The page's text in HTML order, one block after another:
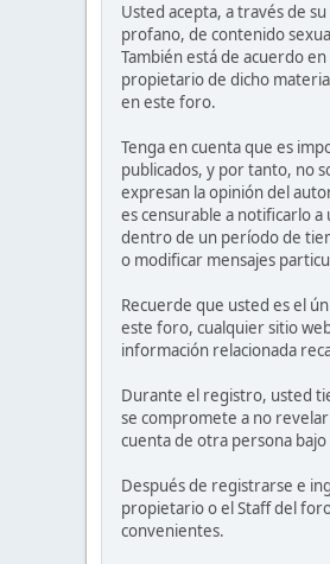
Usted acepta, a través de
profano, de contenido
También está de acuerdo
propietario de dicho
en este foro.
Tenga en cuenta que es
publicados, y por tanto, no
expresan la opinión del
es censurable a notificarlo
dentro de un período de
o modificar mensajes
Recuerde que usted es el
este foro, cualquier sitio
información relacionada
Durante el registro, usted
se compromete a no
cuenta de otra persona bajo
Después de registrarse e
propietario o el Staff del
convenientes.